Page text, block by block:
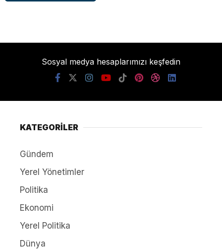
Sosyal medya hesaplarımızı keşfedin
KATEGORİLER
Gündem
Yerel Yönetimler
Politika
Ekonomi
Yerel Politika
Dünya